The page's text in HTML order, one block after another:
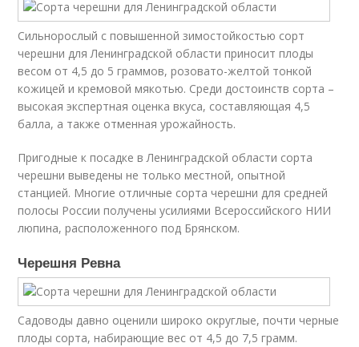
Сильнорослый с повышенной зимостойкостью сорт
черешни для Ленинградской области приносит плоды
весом от 4,5 до 5 граммов, розовато-желтой тонкой
кожицей и кремовой мякотью. Среди достоинств сорта –
высокая экспертная оценка вкуса, составляющая 4,5
балла, а также отменная урожайность.
Пригодные к посадке в Ленинградской области сорта
черешни выведены не только местной, опытной
станцией. Многие отличные сорта черешни для средней
полосы России получены усилиями Всероссийского НИИ
люпина, расположенного под Брянском.
Черешня Ревна
Садоводы давно оценили широко округлые, почти черные
плоды сорта, набирающие вес от 4,5 до 7,5 грамм.